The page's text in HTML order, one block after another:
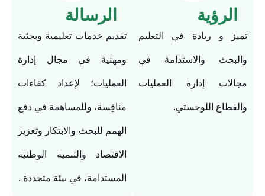
الرؤية
تميز و ريادة في التعليم
والبحث والاستدامة في
مجالات إدارة العمليات
والقطاع اللوجستي.
الرسالة
تقديم خدمات تعليمية وبحثية
ومهنية في مجال إدارة
العمليات؛ لإعداد كفاءات
منافِسة، وللمساهمة في دفع
الهمم للبحث والابتكار وتعزيز
الاقتصاد والتنمية الوطنية
المستدامة، في بيئة متجددة .